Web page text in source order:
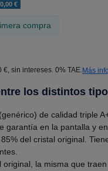
€
compra
€, sin intereses. 0% TAE.Más
los distintos
de calidad triple
garantía en la pantalla y
del cristal original.
original, la misma que